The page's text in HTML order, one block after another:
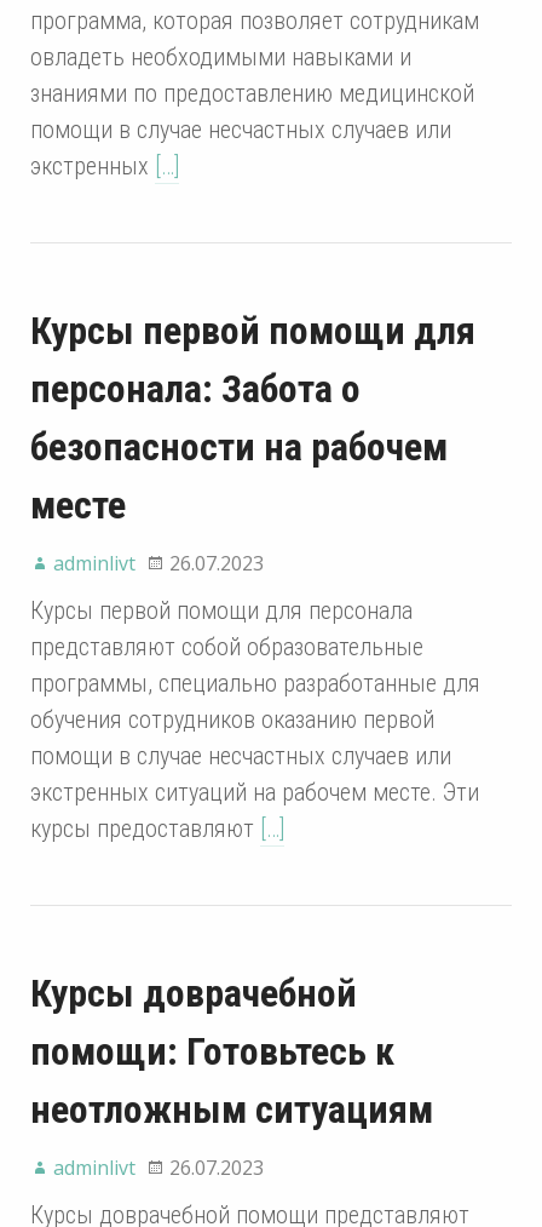
программа, которая позволяет сотрудникам
овладеть необходимыми навыками и
знаниями по предоставлению медицинской
помощи в случае несчастных случаев или
экстренных […]
Курсы первой помощи для
персонала: Забота о
безопасности на рабочем
месте
adminlivt 26.07.2023
Курсы первой помощи для персонала
представляют собой образовательные
программы, специально разработанные для
обучения сотрудников оказанию первой
помощи в случае несчастных случаев или
экстренных ситуаций на рабочем месте. Эти
курсы предоставляют […]
Курсы доврачебной
помощи: Готовьтесь к
неотложным ситуациям
adminlivt 26.07.2023
Курсы доврачебной помощи представляют